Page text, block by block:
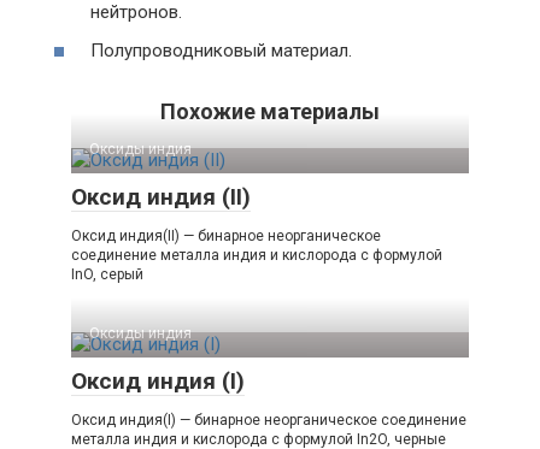
нейтронов.
Полупроводниковый материал.
Похожие материалы
Оксиды индия‎
Оксид индия (II)
Оксид индия(II) — бинарное неорганическое
соединение металла индия и кислорода с формулой
InO, серый
Оксиды индия‎
Оксид индия (I)
Оксид индия(I) — бинарное неорганическое соединение
металла индия и кислорода с формулой In2O, черные